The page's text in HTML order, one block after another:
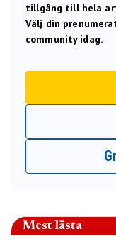
tillgång till hela
Välj din
community idag.
Mest lästa